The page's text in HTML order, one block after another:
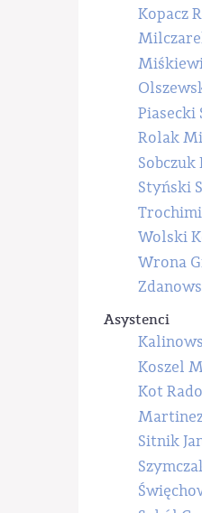
Kopacz
Piasecki
Rolak
Sobczuk
Styński
Wolski
Wrona
Asystenci
Koszel
Kot
Sitnik